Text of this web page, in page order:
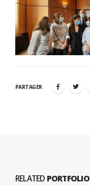
PARTAGER
RELATED PORTFOLIO